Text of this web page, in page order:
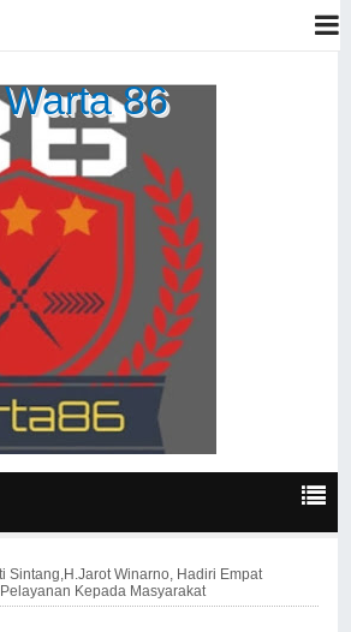
Warta 86
Sintang,H.Jarot Winarno, Hadiri Empat
Kepada Masyarakat